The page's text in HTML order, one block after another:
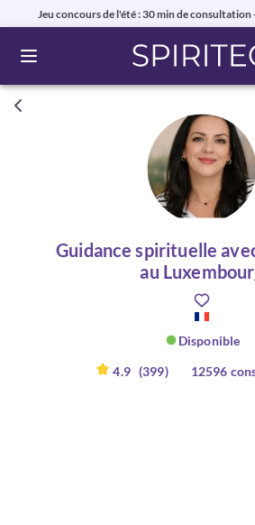
Jeu concours de l'été : 30 min de consultation
Ouvrir le menu
Guidance spirituelle
au
Disponible
4.9 (399) 12596